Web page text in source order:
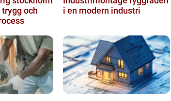
och
i en modern industri